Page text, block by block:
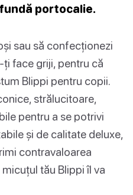
portocalie.
sau să confecționezi
face griji, pentru că
Blippi pentru copii.
strălucitoare,
pentru a se potrivi
și de calitate deluxe,
contravaloarea
tău Blippi îl va